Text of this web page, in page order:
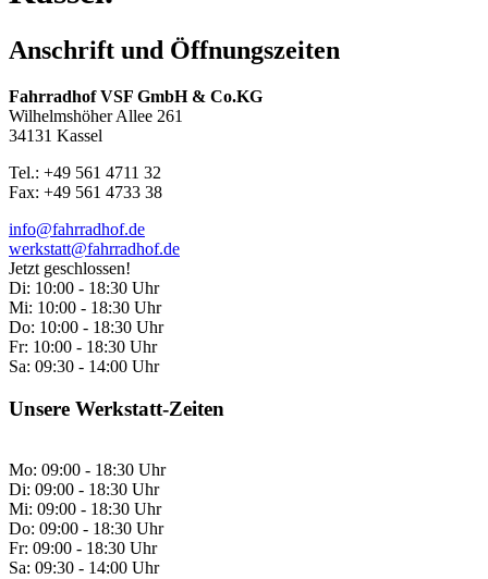
Anschrift und Öffnungszeiten
Fahrradhof VSF GmbH & Co.KG
Wilhelmshöher Allee 261
34131 Kassel
Tel.: +49 561 4711 32
Fax: +49 561 4733 38
info@fahrradhof.de
werkstatt@fahrradhof.de
Jetzt geschlossen!
Di: 10:00 - 18:30 Uhr
Mi: 10:00 - 18:30 Uhr
Do: 10:00 - 18:30 Uhr
Fr: 10:00 - 18:30 Uhr
Sa: 09:30 - 14:00 Uhr
Unsere Werkstatt-Zeiten
Mo: 09:00 - 18:30 Uhr
Di: 09:00 - 18:30 Uhr
Mi: 09:00 - 18:30 Uhr
Do: 09:00 - 18:30 Uhr
Fr: 09:00 - 18:30 Uhr
Sa: 09:30 - 14:00 Uhr